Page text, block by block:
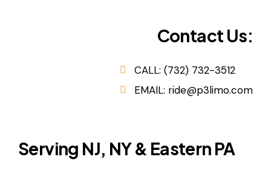
Contact Us:
CALL: (732) 732-3512
EMAIL: ride@p3limo.com
Serving NJ, NY & Eastern PA